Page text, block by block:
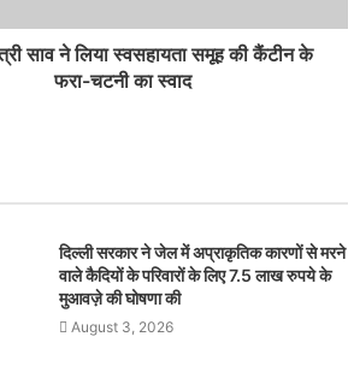
साव ने लिया स्वसहायता समूह की कैंटीन के
फरा-चटनी का स्वाद
दिल्ली सरकार ने जेल में अप्राकृतिक कारणों से मरने
वाले कैदियों के परिवारों के लिए 7.5 लाख रुपये के
मुआवज़े की घोषणा की
August 3, 2026